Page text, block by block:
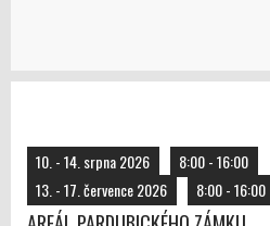
10. - 14. srpna 2026
8:00 - 16:00
13. - 17. července 2026
8:00 - 16:00